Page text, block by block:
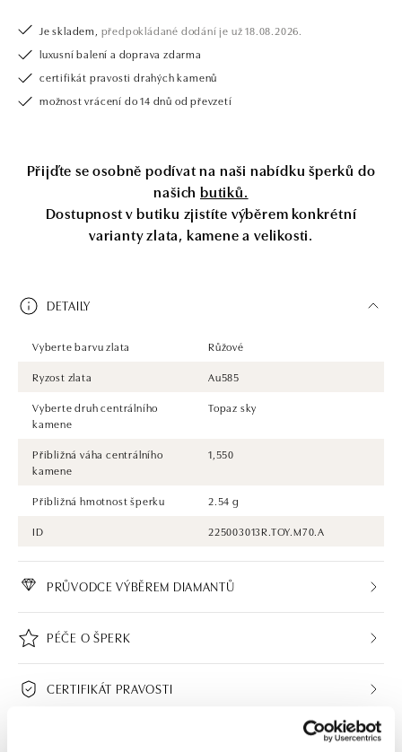
Je skladem, předpokládané dodání je už 18.08.2026.
luxusní balení a doprava zdarma
certifikát pravosti drahých kamenů
možnost vrácení do 14 dnů od převzetí
Přijďte se osobně podívat na naši nabídku šperků do
našich butiků.
Dostupnost v butiku zjistíte výběrem konkrétní
varianty zlata, kamene a velikosti.
DETAILY
Vyberte barvu zlata
Růžové
Ryzost zlata
Au585
Vyberte druh centrálního
kamene
Topaz sky
Přibližná váha centrálního
kamene
1,550
Přibližná hmotnost šperku
2.54 g
ID
225003013R.TOY.M70.A
PRŮVODCE VÝBĚREM DIAMANTŮ
PÉČE O ŠPERK
CERTIFIKÁT PRAVOSTI